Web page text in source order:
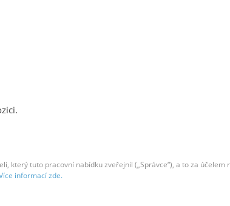
tuto pracovní nabídku zveřejnil („Správce“), a to za
informací zde.